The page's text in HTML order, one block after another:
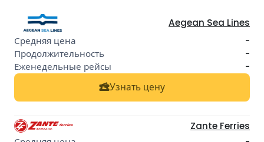
Aegean Sea Lines
-
-
-
Узнать цену
Zante Ferries